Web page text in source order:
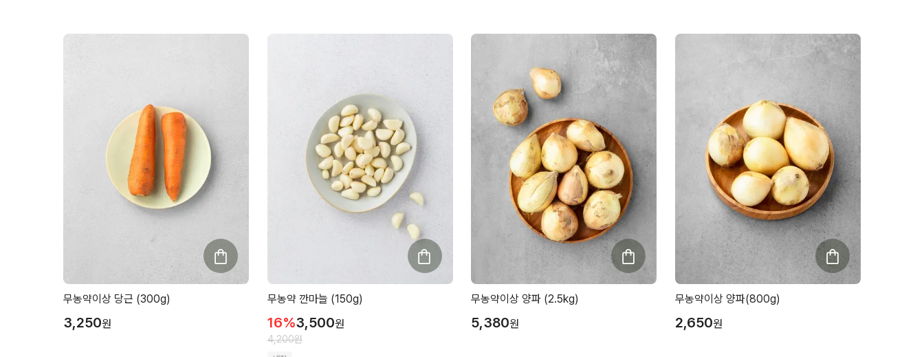
무농약이상 당근 (300g)
3,250원
무농약 깐마늘 (150g)
16%3,500원
4,200원
무농약이상 양파 (2.5kg)
5,380원
무농약이상 양파(800g)
2,650원